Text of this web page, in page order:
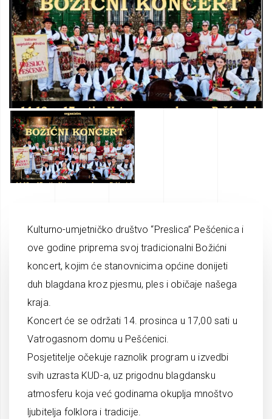
Kulturno-umjetničko društvo “Preslica” Pešćenica i
ove godine priprema svoj tradicionalni Božićni
koncert, kojim će stanovnicima općine donijeti
duh blagdana kroz pjesmu, ples i običaje našega
kraja.
Koncert će se održati 14. prosinca u 17,00 sati u
Vatrogasnom domu u Pešćenici.
Posjetitelje očekuje raznolik program u izvedbi
svih uzrasta KUD-a, uz prigodnu blagdansku
atmosferu koja već godinama okuplja mnoštvo
ljubitelja folklora i tradicije.